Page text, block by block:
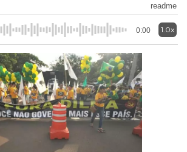
readme
0:00 1.0x